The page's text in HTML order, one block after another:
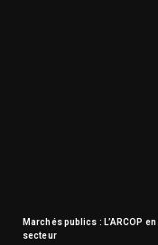
Marchés publics : L’ARCOP
secteur